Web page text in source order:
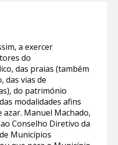
a exercer
do
das praias (também
das vias de
do património
modalidades afins
Manuel Machado,
Conselho Diretivo da
Municípios